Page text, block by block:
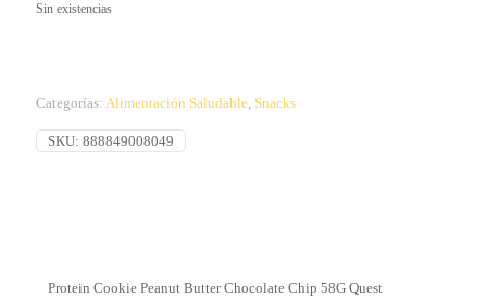
Sin existencias
Categorías: Alimentación Saludable, Snacks
SKU: 888849008049
Protein Cookie Peanut Butter Chocolate Chip 58G Quest